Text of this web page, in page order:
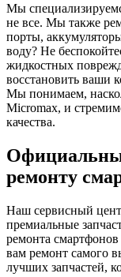
Мы
не все. Мы также
порты,
воду? Не
жидкостных
восстановить ваши
Мы понимаем,
Micromax, и
качества.
ремонту
Наш сервисный
премиальные
ремонта
вам ремонт самого
лучших запчастей,